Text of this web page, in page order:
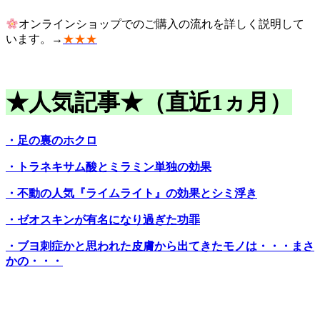
オンラインショップでのご購入の流れを詳しく説明して
います。→ ★★★
★人気記事★（直近1ヵ月）
・足の裏のホクロ
・トラネキサム酸とミラミン単独の効果
・不動の人気『ライムライト』の効果とシミ浮き
・ゼオスキンが有名になり過ぎた功罪
・ブヨ刺症かと思われた皮膚から出てきたモノは・・・まさ
かの・・・